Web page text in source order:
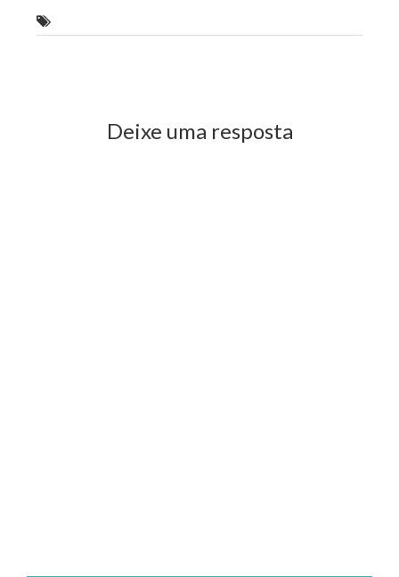
Deixe uma resposta